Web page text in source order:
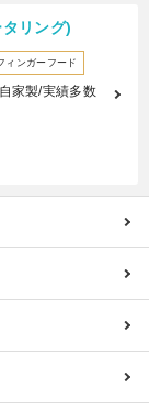
リング)
ィンガーフード
家製/実績多数